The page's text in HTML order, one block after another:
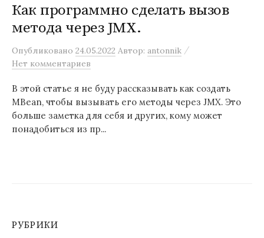
Как программно сделать вызов
метода через JMX.
Опубликовано 24.05.2022 Автор: antonnik /
Нет комментариев
В этой статье я не буду рассказывать как создать
MBean, чтобы вызывать его методы через JMX. Это
больше заметка для себя и других, кому может
понадобиться из пр...
РУБРИКИ